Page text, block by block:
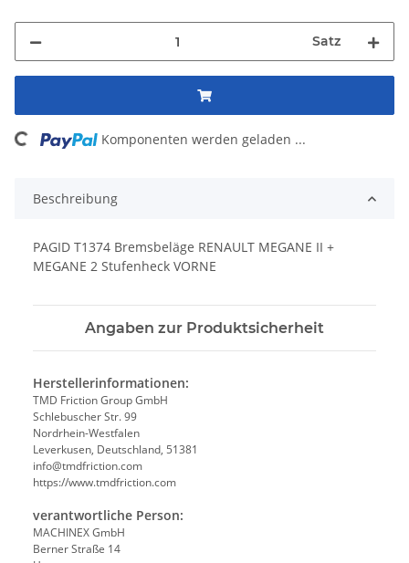
Satz
Komponenten werden geladen ...
Beschreibung
PAGID T1374 Bremsbeläge RENAULT MEGANE II +
MEGANE 2 Stufenheck VORNE
Angaben zur Produktsicherheit
Herstellerinformationen:
TMD Friction Group GmbH
Schlebuscher Str. 99
Nordrhein-Westfalen
Leverkusen, Deutschland, 51381
info@tmdfriction.com
https://www.tmdfriction.com
verantwortliche Person:
MACHINEX GmbH
Berner Straße 14